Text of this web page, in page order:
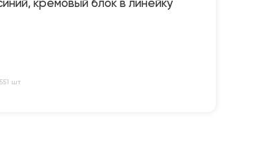
кремовый блок в линейку
шт